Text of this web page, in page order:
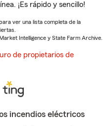
¡Es rápido y sencillo!
ver una lista completa de la
Intelligence y State Farm Archive.
de propietarios de
incendios eléctricos